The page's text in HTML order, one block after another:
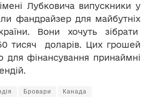
Лубковича випускники у
фандрайзер для майбутніх
Вони хочуть зібрати
тисяч доларів. Цих грошей
для фінансування принаймні
Бровари Канада